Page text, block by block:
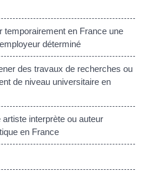
temporairement en France une
déterminé
des travaux de recherches ou
de niveau universitaire en
interprète ou auteur
en France